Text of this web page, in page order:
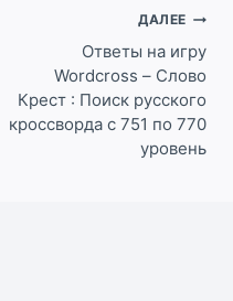
ДАЛЕЕ
Ответы на игру
Wordcross – Слово
Крест : Поиск русского
кроссворда с 751 по 770
уровень